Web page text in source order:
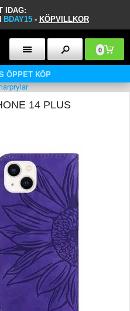
IDAG:
BDAY15 - KÖPVILLKOR
0
ÖPPET KÖP
14 PLUS